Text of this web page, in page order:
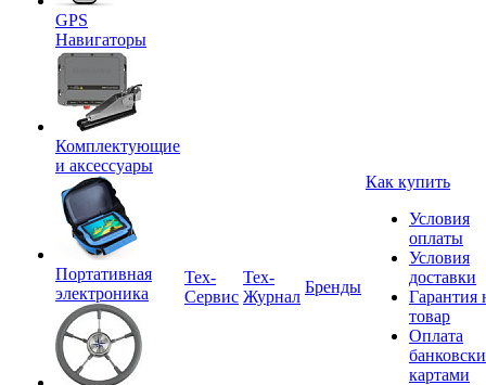
GPS
Навигаторы
Комплектующие
и аксессуары
Портативная
электроника
Tex-
Сервис
Тех-
Журнал
Бренды
Как купить
Условия
оплаты
Условия
доставки
Гарантия
товар
Оплата
картами